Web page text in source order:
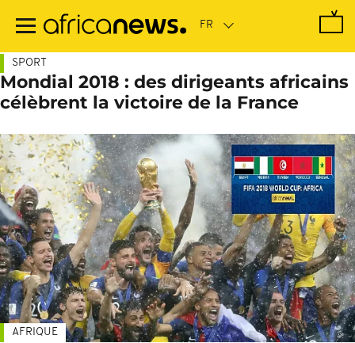
contenu
SPORT
Mondial 2018 : des dirigeants africains
célèbrent la victoire de la France
AFRIQUE